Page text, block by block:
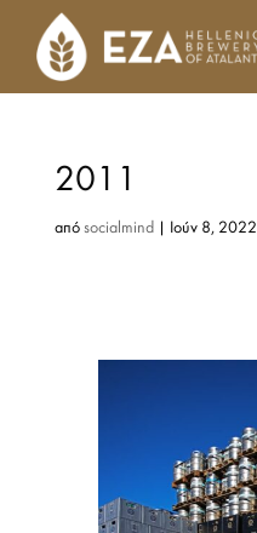
2011
από socialmind| Ιούν 8, 2022